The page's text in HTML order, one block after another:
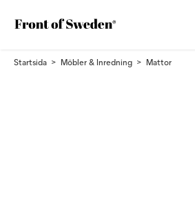
Startsida Möbler & Inredning Mattor